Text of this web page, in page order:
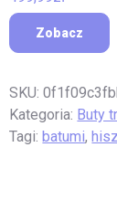
Zobacz
SKU:
Kategoria: Buty
Tagi:batumi,